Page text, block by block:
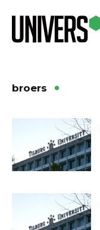
broers